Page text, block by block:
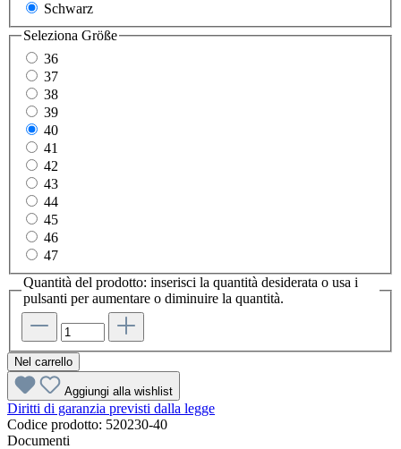
Schwarz
Seleziona Größe
36
37
38
39
40
41
42
43
44
45
46
47
Quantità del prodotto: inserisci la quantità desiderata o usa i
pulsanti per aumentare o diminuire la quantità.
Nel carrello
Aggiungi alla wishlist
Diritti di garanzia previsti dalla legge
Codice prodotto: 520230-40
Documenti